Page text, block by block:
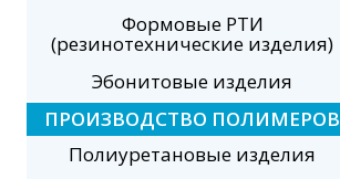
Формовые РТИ
(резинотехнические изделия)
Эбонитовые изделия
ПРОИЗВОДСТВО ПОЛИМЕРОВ
Полиуретановые изделия